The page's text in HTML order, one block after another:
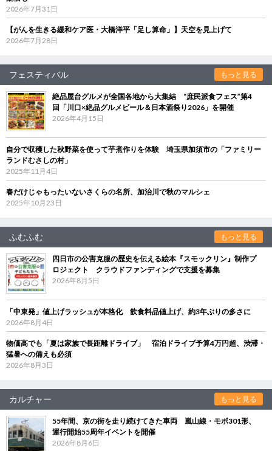
2026年7月31日
【がんを生きる緩和ケア医・大橋洋平「足し算命」】天空を見上げて
2026年7月28日
フェスティバル もっと見る
絶品屋台グルメが全国各地から大集結 “庶民派食フェス”第4
回「川口×絶品グルメビール＆日本酒祭り2026」を開催
2026年4月15日
自分で収穫した秋野菜を使って芋煮作りを体験 埼玉県加須市の「ファミリー
ランドむさしの村」
2025年11月4日
春だけじゃもったいないさくらの名所、加治川で秋のマルシェ
2025年10月23日
ふむふむ もっと見る
四日市の公害克服の歴史を伝える絵本『スモックリン』制作プ
ロジェクト クラウドファンディングで支援を募集
2026年8月5日
「中東発」値上げラッシュが本格化 飲食料品値上げ、約3年ぶりの多さに
2026年8月4日
物価高でも「夏は家族で長距離ドライブ」 宿泊ドライブ予算4万円超、渋滞・
猛暑への備えも必須
2026年8月3日
カルチャー もっと見る
55年間、京の街を走り続けてきた車両 嵐山線・モボ301形、
運行開始55周年イベントを開催
2026年8月6日